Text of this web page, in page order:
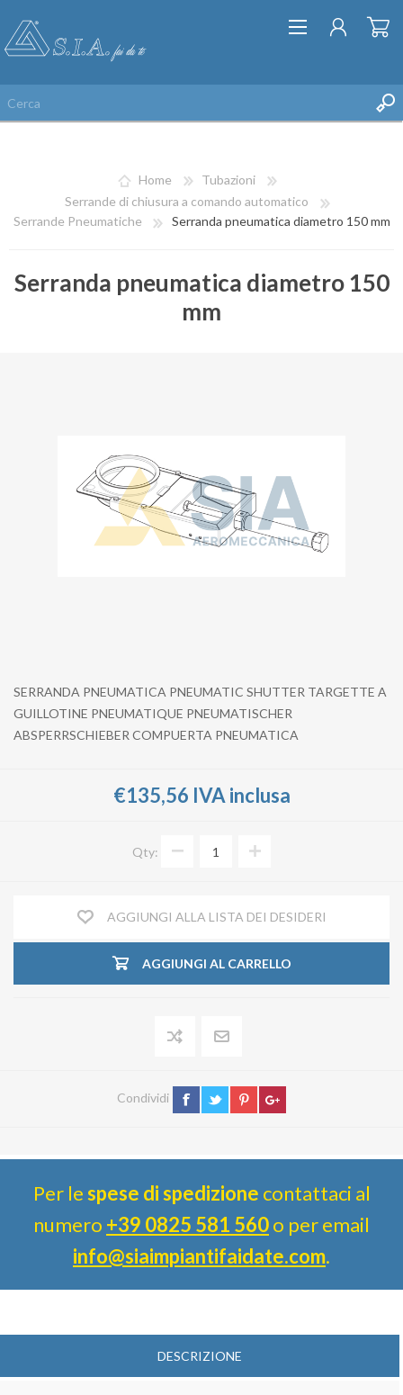
ACCESSO
Home
Tubazioni
Serrande di chiusura a comando automatico
Serrande Pneumatiche
Serranda pneumatica diametro 150 mm
Serranda pneumatica diametro 150
mm
SERRANDA PNEUMATICA PNEUMATIC SHUTTER TARGETTE A
GUILLOTINE PNEUMATIQUE PNEUMATISCHER
ABSPERRSCHIEBER COMPUERTA PNEUMATICA
€135,56 IVA inclusa
Qty:
AGGIUNGI ALLA LISTA DEI DESIDERI
AGGIUNGI AL CARRELLO
Condividi
Per lespese di spedizione contattaci al
numero +39 0825 581 560o per email
info@siaimpiantifaidate.com.
DESCRIZIONE